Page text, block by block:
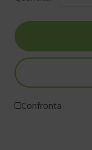
Confronta